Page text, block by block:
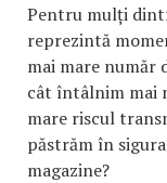
Pentru mulți
reprezintă
mai mare număr
cât întâlnim mai
mare riscul
păstrăm în
magazine?